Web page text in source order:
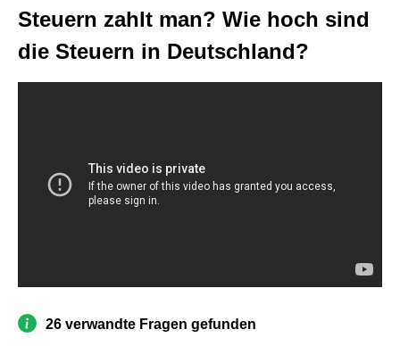
Steuern zahlt man? Wie hoch sind
die Steuern in Deutschland?
26 verwandte Fragen gefunden